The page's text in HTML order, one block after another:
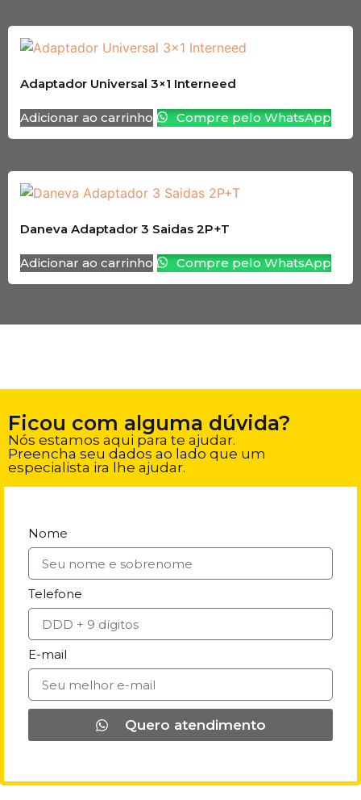
Adaptador Universal 3×1 Interneed
Adicionar ao carrinho Compre pelo WhatsApp
Daneva Adaptador 3 Saidas 2P+T
Adicionar ao carrinho Compre pelo WhatsApp
Ficou com alguma dúvida?
Nós estamos aqui para te ajudar.
Preencha seu dados ao lado que um
especialista ira lhe ajudar.
Nome
Telefone
E-mail
Quero atendimento